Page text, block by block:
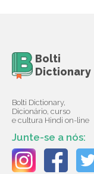
Bolti
Dictionary
Bolti Dictionary,
Dicionário, curso
e cultura Hindi on-line
Junte-se a nós: